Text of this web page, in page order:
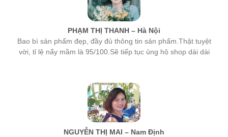
PHẠM THỊ THANH – Hà Nội
Bao bì sản phẩm đẹp, đầy đủ thông tin sản phẩm.Thật tuyệt
vời, tỉ lệ nẩy mầm là 95/100.Sẽ tiếp tục ủng hộ shop dài dài
NGUYỄN THỊ MAI – Nam Định